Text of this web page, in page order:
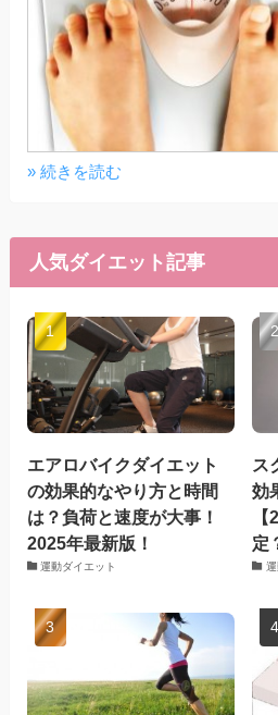
» 続きを読む
人気ダイエット記事
エアロバイクダイエット
の効果的なやり方と時間
は？負荷と速度が大事！
2025年最新版！
運動ダイエット
ス
効
定